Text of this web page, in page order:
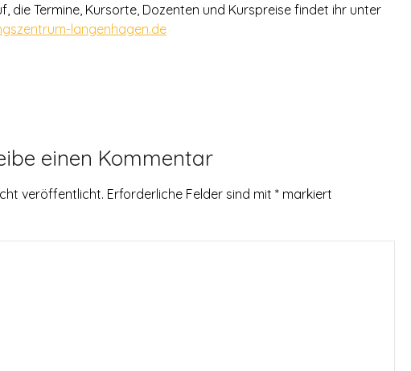
die Termine, Kursorte, Dozenten und Kurspreise findet ihr unter
langenhagen.de
einen Kommentar
veröffentlicht. Erforderliche Felder sind mit *markiert